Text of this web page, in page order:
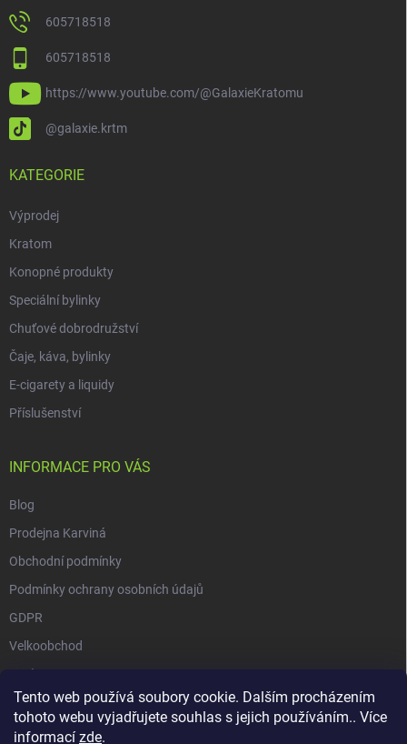
Tento web používá soubory cookie. Dalším procházením
tohoto webu vyjadřujete souhlas s jejich používáním.. Více
informací zde.
605718518
605718518
https://www.youtube.com/@GalaxieKratomu
@galaxie.krtm
KATEGORIE
Výprodej
Kratom
Konopné produkty
Speciální bylinky
Chuťové dobrodružství
Čaje, káva, bylinky
E-cigarety a liquidy
Příslušenství
INFORMACE PRO VÁS
Blog
Prodejna Karviná
Obchodní podmínky
Podmínky ochrany osobních údajů
GDPR
Velkoobchod
O nás
Vrácení zásilky přes Zásilkovnu